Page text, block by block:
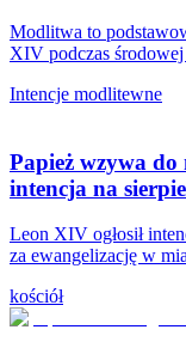
Modlitwa to
XIV podczas
Intencje modlitewne
Papież wzywa
intencja na
Leon XIV ogłosił
za ewangelizację w
kościół